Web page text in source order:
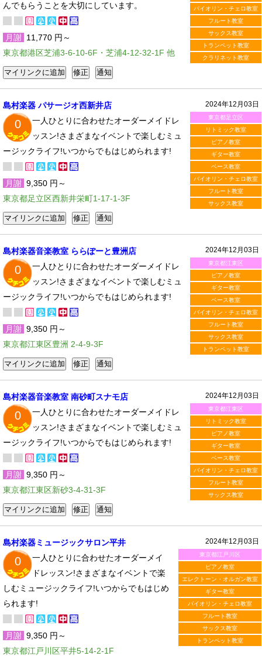
バイオリン・チェロ教室
フルート教室
サックス教室
トランペット教室
クラリネット教室
んでもらうことを大切にしています。
月謝 11,770 円～
東京都港区芝浦3-6-10-6F・芝浦4-12-32-1F 他
2024年12月03日
東京都足立区
リトミック教室
ピアノ教室
ギター教室
ベース教室
バイオリン・チェロ教室
フルート教室
サックス教室
島村楽器 パサージオ西新井店
0
一人ひとりに合わせたオーダーメイドレ
ッスン!さまざまなイベントで楽しむミュ
ージックライフ!いつからでもはじめられます!
月謝 9,350 円～
東京都足立区西新井栄町1-17-1-3F
2024年12月03日
東京都江東区
ピアノ教室
ギター教室
ベース教室
バイオリン・チェロ教室
フルート教室
サックス教室
トランペット教室
島村楽器音楽教室 ららぽーと豊洲店
0
一人ひとりに合わせたオーダーメイドレ
ッスン!さまざまなイベントで楽しむミュ
ージックライフ!いつからでもはじめられます!
月謝 9,350 円～
東京都江東区豊洲 2-4-9-3F
2024年12月03日
東京都江東区
リトミック教室
ピアノ教室
ギター教室
ベース教室
バイオリン・チェロ教室
フルート教室
サックス教室
島村楽器音楽教室 南砂町スナモ店
0
一人ひとりに合わせたオーダーメイドレ
ッスン!さまざまなイベントで楽しむミュ
ージックライフ!いつからでもはじめられます!
月謝 9,350 円～
東京都江東区新砂3-4-31-3F
2024年12月03日
東京都江戸川区
ピアノ教室
エレクトーン・オルガン教室
ギター教室
バイオリン・チェロ教室
フルート教室
サックス教室
トランペット教室
島村楽器ミュージックサロン平井
0
一人ひとりに合わせたオーダーメイ
ドレッスン!さまざまなイベントで楽
しむミュージックライフ!いつからでもはじめ
られます!
月謝 9,350 円～
東京都江戸川区平井5-14-2-1F